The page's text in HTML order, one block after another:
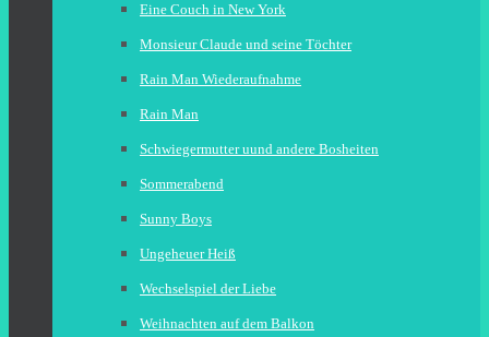
Eine Couch in New York
Monsieur Claude und seine Töchter
Rain Man Wiederaufnahme
Rain Man
Schwiegermutter uund andere Bosheiten
Sommerabend
Sunny Boys
Ungeheuer Heiß
Wechselspiel der Liebe
Weihnachten auf dem Balkon